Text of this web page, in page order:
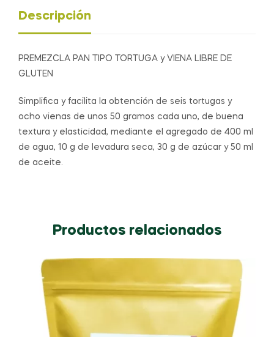
Descripción
PREMEZCLA PAN TIPO TORTUGA y VIENA LIBRE DE
GLUTEN
Simplifica y facilita la obtención de seis tortugas y
ocho vienas de unos 50 gramos cada uno, de buena
textura y elasticidad, mediante el agregado de 400 ml
de agua, 10 g de levadura seca, 30 g de azúcar y 50 ml
de aceite.
Productos relacionados